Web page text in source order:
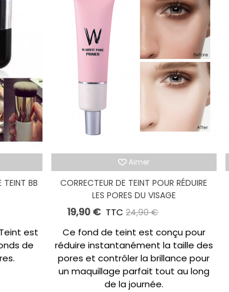
TEINT BB
est
de
Aimer
CORRECTEUR DE TEINT POUR RÉDUIRE
LES PORES DU VISAGE
19,90 € TTC 24,90 €
Ce fond de teint est conçu pour
réduire instantanément la taille des
pores et contrôler la brillance pour
un maquillage parfait tout au long
de la journée.